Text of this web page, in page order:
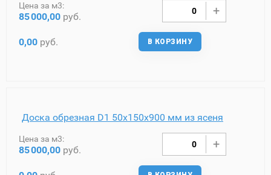
Цена за м3:
85000,00 руб.
0,00 руб. В КОРЗИНУ
Доска обрезная D1 50х150х900 мм из ясеня
Цена за м3:
85000,00 руб.